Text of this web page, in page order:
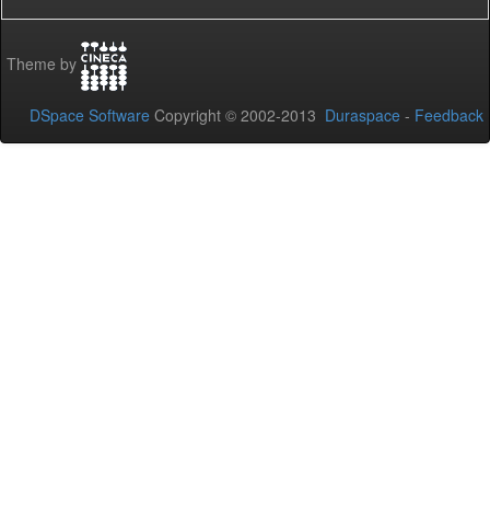
Theme by
DSpace Software Copyright © 2002-2013 Duraspace - Feedback